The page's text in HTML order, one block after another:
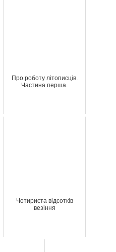
Про роботу літописців.
Частина перша.
Чотириста відсотків
везіння